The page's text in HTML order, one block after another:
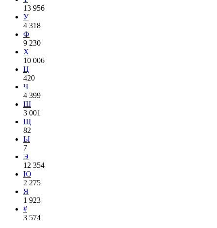
13 956
У
4 318
Ф
9 230
Х
10 006
Ц
420
Ч
4 399
Ш
3 001
Щ
82
Ы
7
Э
12 354
Ю
2 275
Я
1 923
#
3 574